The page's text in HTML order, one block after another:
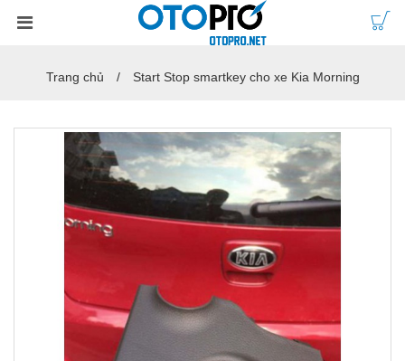
Trang chủ Start Stop smartkey cho xe Kia Morning